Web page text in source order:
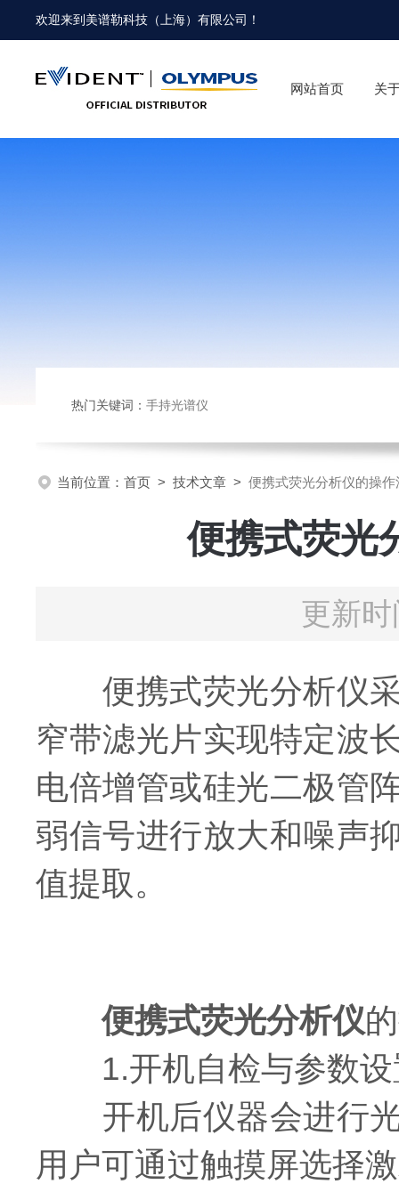
欢迎来到 美谱勒科技（上海）有限公司 ！
网站首页 关
热门关键词： 手持光谱仪
当前位置： 首页 > 技术文章 > 便携式荧光分析仪的操
便携式荧光
更新
便携式荧光分析仪采
窄带滤光片实现特定波
电倍增管或硅光二极管
弱信号进行放大和噪声
值提取。
便携式荧光分析仪
1.开机自检与参数设
开机后仪器会进行光
用户可通过触摸屏选择